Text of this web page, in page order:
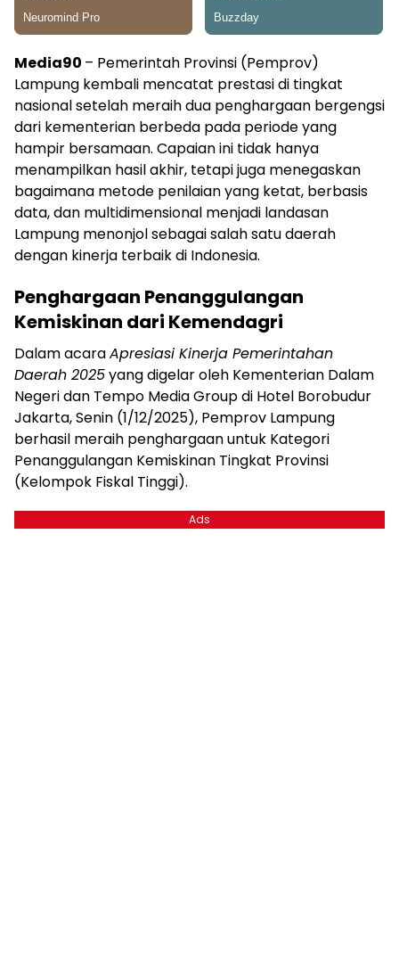
Media90 – Pemerintah Provinsi (Pemprov)
Lampung kembali mencatat prestasi di tingkat
nasional setelah meraih dua penghargaan bergengsi
dari kementerian berbeda pada periode yang
hampir bersamaan. Capaian ini tidak hanya
menampilkan hasil akhir, tetapi juga menegaskan
bagaimana metode penilaian yang ketat, berbasis
data, dan multidimensional menjadi landasan
Lampung menonjol sebagai salah satu daerah
dengan kinerja terbaik di Indonesia.
Penghargaan Penanggulangan
Kemiskinan dari Kemendagri
Dalam acaraApresiasi Kinerja Pemerintahan
Daerah 2025yang digelar oleh Kementerian Dalam
Negeri dan Tempo Media Group di Hotel Borobudur
Jakarta, Senin (1/12/2025), Pemprov Lampung
berhasil meraih penghargaan untuk Kategori
Penanggulangan Kemiskinan Tingkat Provinsi
(Kelompok Fiskal Tinggi).
Ads